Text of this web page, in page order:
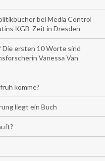
bei Media Control
KGB-Zeit in Dresden
Die ersten 10 Worte sind
Vanessa Van
komme?
liegt ein Buch